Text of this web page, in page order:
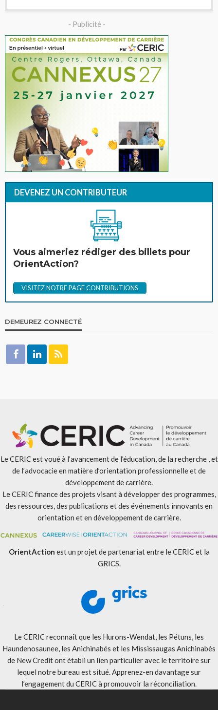
- Publicité -
DEVENEZ UN CONTRIBUTEUR
Vous aimeriez rédiger des billets pour
OrientAction?
VISITEZ NOTRE PAGE CONTRIBUTIONS
DEMEUREZ CONNECTÉ
Le CERIC est voué à l’avancement de l’éducation, de la recherche , et
de l’advocacie en matière d’orientation professionnelle et de
développement de carrière.
Le CERIC finance des projets visant à développer des programmes,
des ressources, des publications et des événements innovants en
orientation et en développement de carrière.
OrientAction est un projet de partenariat entre le CERIC et la
GRICS.
Le CERIC reconnaît que les Hurons-Wendat, les Pétuns, les
Haundenosaunee, les Anichinabés et les Mississaugas Anichinabés
de New Credit ont établi un lien particulier avec le territoire sur
lequel notre bureau est situé. Apprenez-en davantage sur
l’engagement du CERIC à promouvoir la réconciliation.